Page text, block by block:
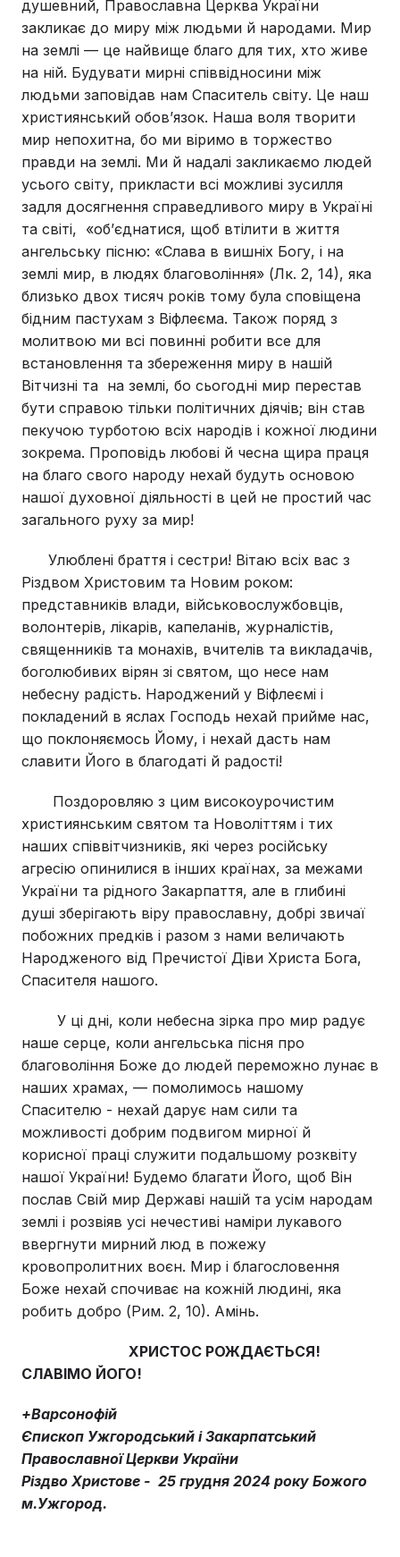
душевний, Православна Церква України
закликає до миру між людьми й народами. Мир
на землі — це найвище благо для тих, хто живе
на ній. Будувати мирні співвідносини між
людьми заповідав нам Спаситель світу. Це наш
християнський обов’язок. Наша воля творити
мир непохитна, бо ми віримо в торжество
правди на землі. Ми й надалі закликаємо людей
усього світу, прикласти всі можливі зусилля
задля досягнення справедливого миру в Україні
та світі, «об’єднатися, щоб втілити в життя
ангельську пісню: «Слава в вишніх Богу, і на
землі мир, в людях благовоління» (Лк. 2, 14), яка
близько двох тисяч років тому була сповіщена
бідним пастухам з Віфлеєма. Також поряд з
молитвою ми всі повинні робити все для
встановлення та збереження миру в нашій
Вітчизні та на землі, бо сьогодні мир перестав
бути справою тільки політичних діячів; він став
пекучою турботою всіх народів і кожної людини
зокрема. Проповідь любові й чесна щира праця
на благо свого народу нехай будуть основою
нашої духовної діяльності в цей не простий час
загального руху за мир!
Улюблені браття і сестри! Вітаю всіх вас з
Різдвом Христовим та Новим роком:
представників влади, військовослужбовців,
волонтерів, лікарів, капеланів, журналістів,
священників та монахів, вчителів та викладачів,
боголюбивих вірян зі святом, що несе нам
небесну радість. Народжений у Віфлеємі і
покладений в яслах Господь нехай прийме нас,
що поклоняємось Йому, і нехай дасть нам
славити Його в благодаті й радості!
Поздоровляю з цим високоурочистим
християнським святом та Новоліттям і тих
наших співвітчизників, які через російську
агресію опинилися в інших країнах, за межами
України та рідного Закарпаття, але в глибині
душі зберігають віру православну, добрі звичаї
побожних предків і разом з нами величають
Народженого від Пречистої Діви Христа Бога,
Спасителя нашого.
У ці дні, коли небесна зірка про мир радує
наше серце, коли ангельська пісня про
благовоління Боже до людей переможно лунає в
наших храмах, — помолимось нашому
Спасителю - нехай дарує нам сили та
можливості добрим подвигом мирної й
корисної праці служити подальшому розквіту
нашої України! Будемо благати Його, щоб Він
послав Свій мир Державі нашій та усім народам
землі і розвіяв усі нечестиві наміри лукавого
ввергнути мирний люд в пожежу
кровопролитних воєн. Мир і благословення
Боже нехай спочиває на кожній людині, яка
робить добро (Рим. 2, 10). Амінь.
ХРИСТОС РОЖДАЄТЬСЯ!
СЛАВІМО ЙОГО!
+Варсонофій
Єпископ Ужгородський і Закарпатський
Православної Церкви України
Різдво Христове - 25 грудня 2024 року Божого
м.Ужгород.